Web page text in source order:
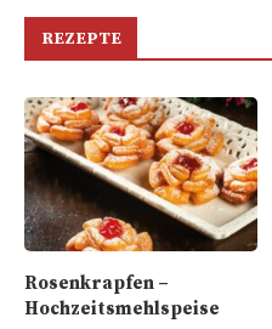
REZEPTE
Rosenkrapfen –
Hochzeitsmehlspeise